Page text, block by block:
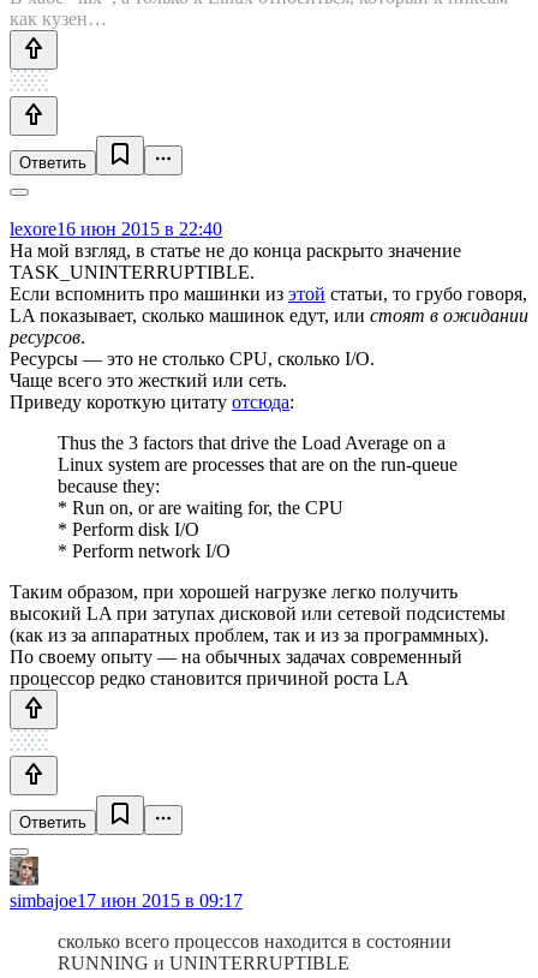
как кузен…
Ответить
lexore16 июн 2015 в 22:40
На мой взгляд, в статье не до конца раскрыто значение
TASK_UNINTERRUPTIBLE.
Если вспомнить про машинки из этой статьи, то грубо говоря,
LA показывает, сколько машинок едут, или стоят в ожидании
ресурсов.
Ресурсы — это не столько CPU, сколько I/O.
Чаще всего это жесткий или сеть.
Приведу короткую цитату отсюда:
Thus the 3 factors that drive the Load Average on a
Linux system are processes that are on the run-queue
because they:
* Run on, or are waiting for, the CPU
* Perform disk I/O
* Perform network I/O
Таким образом, при хорошей нагрузке легко получить
высокий LA при затупах дисковой или сетевой подсистемы
(как из за аппаратных проблем, так и из за программных).
По своему опыту — на обычных задачах современный
процессор редко становится причиной роста LA
Ответить
simbajoe17 июн 2015 в 09:17
сколько всего процессов находится в состоянии
RUNNING и UNINTERRUPTIBLE